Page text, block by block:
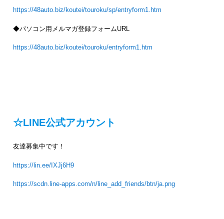
https://48auto.biz/koutei/touroku/sp/entryform1.htm
◆パソコン用メルマガ登録フォームURL
https://48auto.biz/koutei/touroku/entryform1.htm
☆LINE公式アカウント
友達募集中です！
https://lin.ee/IXJj6H9
https://scdn.line-apps.com/n/line_add_friends/btn/ja.png